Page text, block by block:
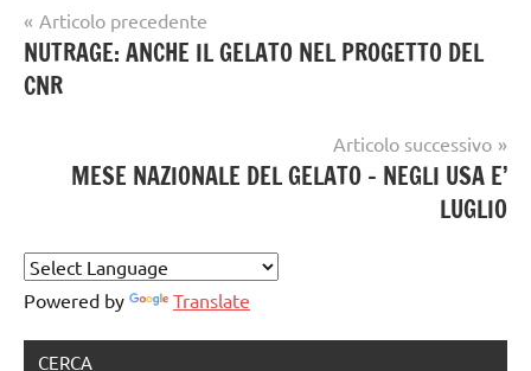
gambrero
rosso
gelataio
gelato
Navigazione
articoli
Articolo precedente
NUTRAGE: ANCHE IL GELATO NEL PROGETTO DEL
CNR
Articolo successivo
MESE NAZIONALE DEL GELATO – NEGLI USA E’
LUGLIO
Powered by Translate
CERCA